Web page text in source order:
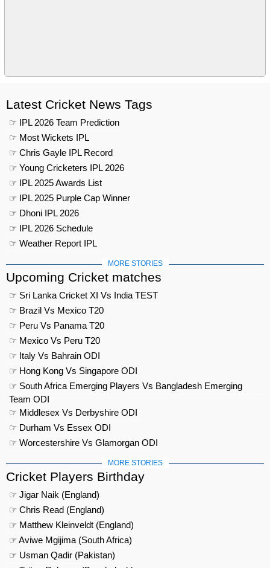
Latest Cricket News Tags
☞ IPL 2026 Team Prediction
☞ Most Wickets IPL
☞ Chris Gayle IPL Record
☞ Young Cricketers IPL 2026
☞ IPL 2025 Awards List
☞ IPL 2025 Purple Cap Winner
☞ Dhoni IPL 2026
☞ IPL 2026 Schedule
☞ Weather Report IPL
MORE STORIES
Upcoming Cricket matches
☞ Sri Lanka Cricket XI Vs India TEST
☞ Brazil Vs Mexico T20
☞ Peru Vs Panama T20
☞ Mexico Vs Peru T20
☞ Italy Vs Bahrain ODI
☞ Hong Kong Vs Singapore ODI
☞ South Africa Emerging Players Vs Bangladesh Emerging
Team ODI
☞ Middlesex Vs Derbyshire ODI
☞ Durham Vs Essex ODI
☞ Worcestershire Vs Glamorgan ODI
MORE STORIES
Cricket Players Birthday
☞ Jigar Naik (England)
☞ Chris Read (England)
☞ Matthew Kleinveldt (England)
☞ Aviwe Mgijima (South Africa)
☞ Usman Qadir (Pakistan)